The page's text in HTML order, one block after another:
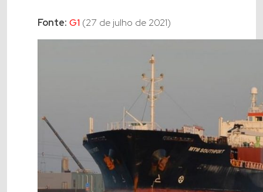
Fonte: G1 (27 de julho de 2021)